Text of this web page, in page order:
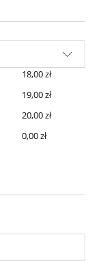
18,00 zł
19,00 zł
20,00 zł
0,00 zł